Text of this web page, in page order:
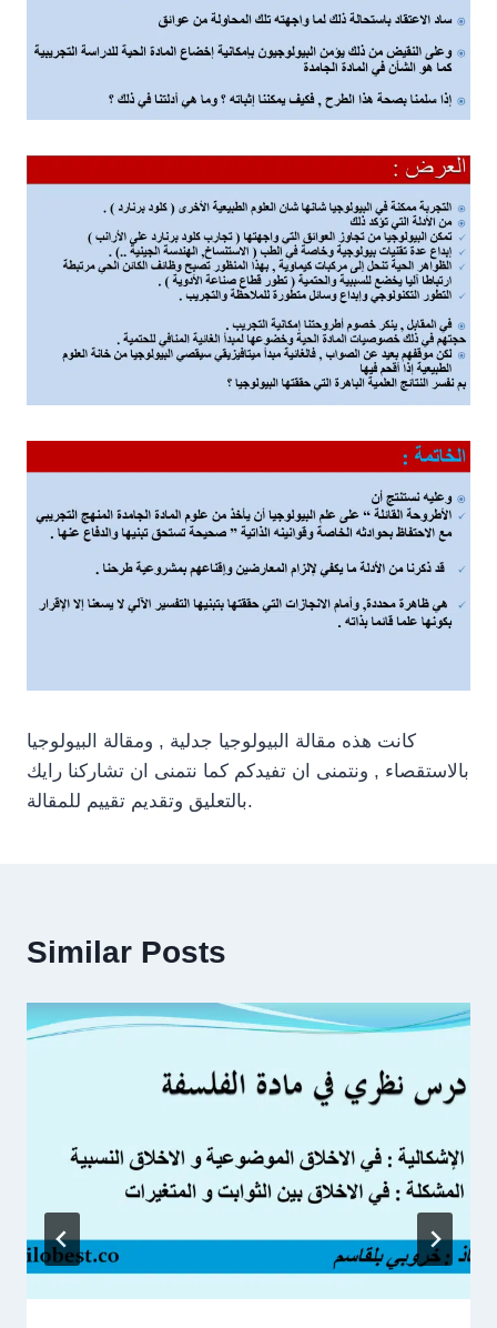
كانت هذه مقالة البيولوجيا جدلية , ومقالة البيولوجيا
بالاستقصاء , ونتمنى ان تفيدكم كما نتمنى ان تشاركنا رايك
بالتعليق وتقديم تقييم للمقالة.
Similar Posts